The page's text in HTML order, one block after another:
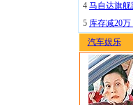
4 马自达旗舰
5 库存减20
汽车娱乐